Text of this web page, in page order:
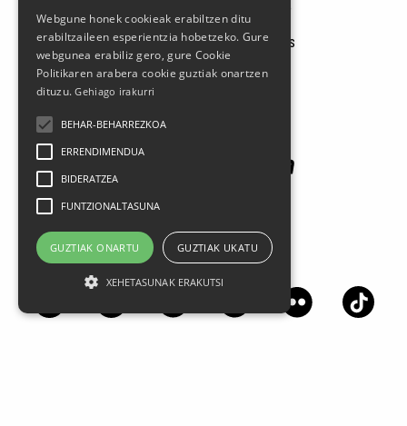
Tel.: 94 681 80 66
gerediaga@durangokoazoka.eus
Jarrai gaitzazu sare sozialetan
Webgune honek cookieak erabiltzen ditu
erabiltzaileen esperientzia hobetzeko. Gure
webgunea erabiliz gero, gure Cookie
Politikaren arabera cookie guztiak onartzen
dituzu.Gehiago irakurri
BEHAR-BEHARREZKOA
ERRENDIMENDUA
BIDERATZEA
FUNTZIONALTASUNA
GUZTIAK ONARTU GUZTIAK UKATU
XEHETASUNAK ERAKUTSI